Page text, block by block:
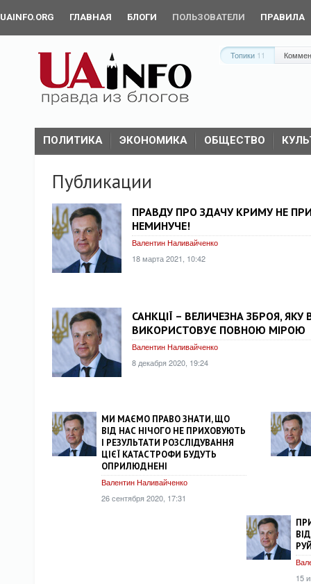
UAINFO.ORG ГЛАВНАЯ БЛОГИ ПОЛЬЗОВАТЕЛИ ПРАВИЛА
Топики 11
ПОЛИТИКА ЭКОНОМИКА ОБЩЕСТВО
Публикации
ПРАВДУ ПРО ЗДАЧУ КРИМУ НЕ
НЕМИНУЧЕ!
Валентин Наливайченко
18 марта 2021, 10:42
САНКЦІЇ – ВЕЛИЧЕЗНА ЗБРОЯ,
ВИКОРИСТОВУЄ ПОВНОЮ МІРОЮ
Валентин Наливайченко
8 декабря 2020, 19:24
МИ МАЄМО ПРАВО ЗНАТИ, ЩО
ВІД НАС НІЧОГО НЕ ПРИХОВУЮТЬ
І РЕЗУЛЬТАТИ РОЗСЛІДУВАННЯ
ЦІЄЇ КАТАСТРОФИ БУДУТЬ
ОПРИЛЮДНЕНІ
Валентин Наливайченко
26 сентября 2020, 17:31
15